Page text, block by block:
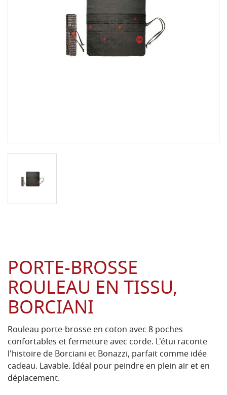
PORTE-BROSSE
ROULEAU EN TISSU,
BORCIANI
Rouleau porte-brosse en coton avec 8 poches
confortables et fermeture avec corde. L'étui raconte
l'histoire de Borciani et Bonazzi, parfait comme idée
cadeau. Lavable. Idéal pour peindre en plein air et en
déplacement.